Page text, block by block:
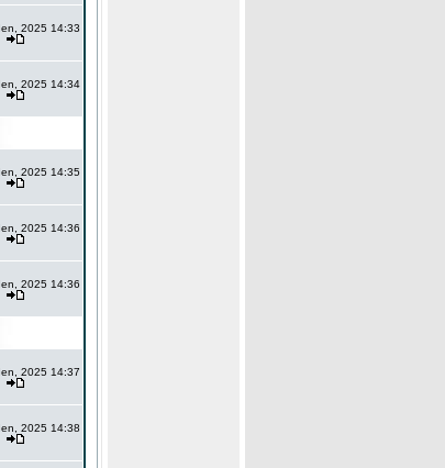
2025 14:33
2025 14:34
2025 14:35
2025 14:36
2025 14:36
2025 14:37
2025 14:38